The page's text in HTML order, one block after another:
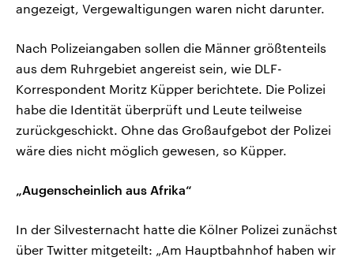
angezeigt, Vergewaltigungen waren nicht darunter.
Nach Polizeiangaben sollen die Männer größtenteils
aus dem Ruhrgebiet angereist sein, wie DLF-
Korrespondent Moritz Küpper berichtete. Die Polizei
habe die Identität überprüft und Leute teilweise
zurückgeschickt. Ohne das Großaufgebot der Polizei
wäre dies nicht möglich gewesen, so Küpper.
„Augenscheinlich aus Afrika“
In der Silvesternacht hatte die Kölner Polizei zunächst
über Twitter mitgeteilt: „Am Hauptbahnhof haben wir